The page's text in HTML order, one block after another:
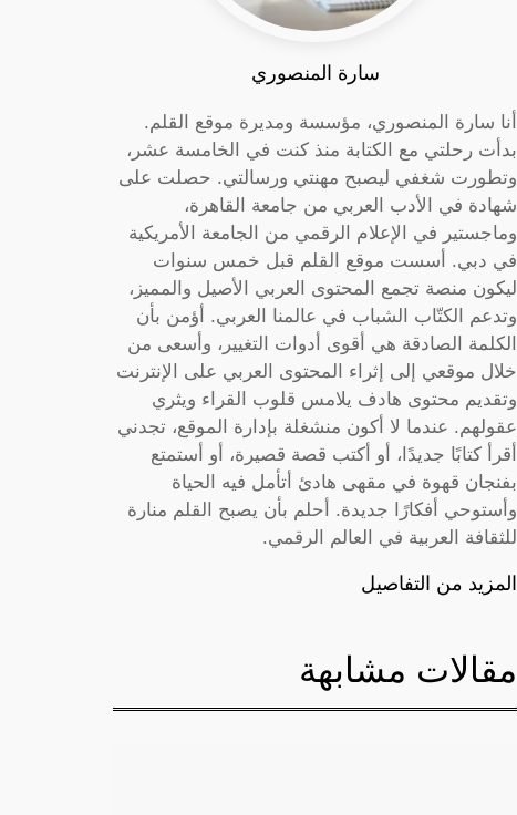
سارة المنصوري
أنا سارة المنصوري، مؤسسة ومديرة موقع القلم.
بدأت رحلتي مع الكتابة منذ كنت في الخامسة عشر،
وتطورت شغفي ليصبح مهنتي ورسالتي. حصلت على
شهادة في الأدب العربي من جامعة القاهرة،
وماجستير في الإعلام الرقمي من الجامعة الأمريكية
في دبي. أسست موقع القلم قبل خمس سنوات
ليكون منصة تجمع المحتوى العربي الأصيل والمميز،
وتدعم الكتّاب الشباب في عالمنا العربي. أؤمن بأن
الكلمة الصادقة هي أقوى أدوات التغيير، وأسعى من
خلال موقعي إلى إثراء المحتوى العربي على الإنترنت
وتقديم محتوى هادف يلامس قلوب القراء ويثري
عقولهم. عندما لا أكون منشغلة بإدارة الموقع، تجدني
أقرأ كتابًا جديدًا، أو أكتب قصة قصيرة، أو أستمتع
بفنجان قهوة في مقهى هادئ أتأمل فيه الحياة
وأستوحي أفكارًا جديدة. أحلم بأن يصبح القلم منارة
للثقافة العربية في العالم الرقمي.
المزيد من التفاصيل
مقالات مشابهة